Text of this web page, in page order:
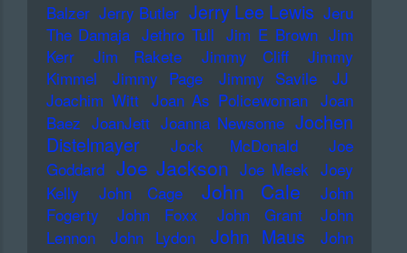
Balzer Jerry Butler Jerry Lee Lewis Jeru
The Damaja Jethro Tull Jim E Brown Jim
Kerr
Jim Rakete Jimmy Cliff
Jimmy
Kimmel
Jimmy Page Jimmy Savile
JJ
Joachim Witt Joan As Policewoman Joan
Baez JoanJett Joanna Newsome Jochen
Distelmayer
Jock McDonald
Joe
Goddard Joe Jackson Joe Meek Joey
Kelly
John Cage John Cale
John
Fogerty
John Foxx John Grant
John
Lennon
John Lydon John Maus
John